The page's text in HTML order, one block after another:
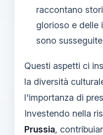
raccontano
glorioso e delle
sono
Questi aspetti ci
la diversità
l'importanza di
Investendo nella
Prussia,